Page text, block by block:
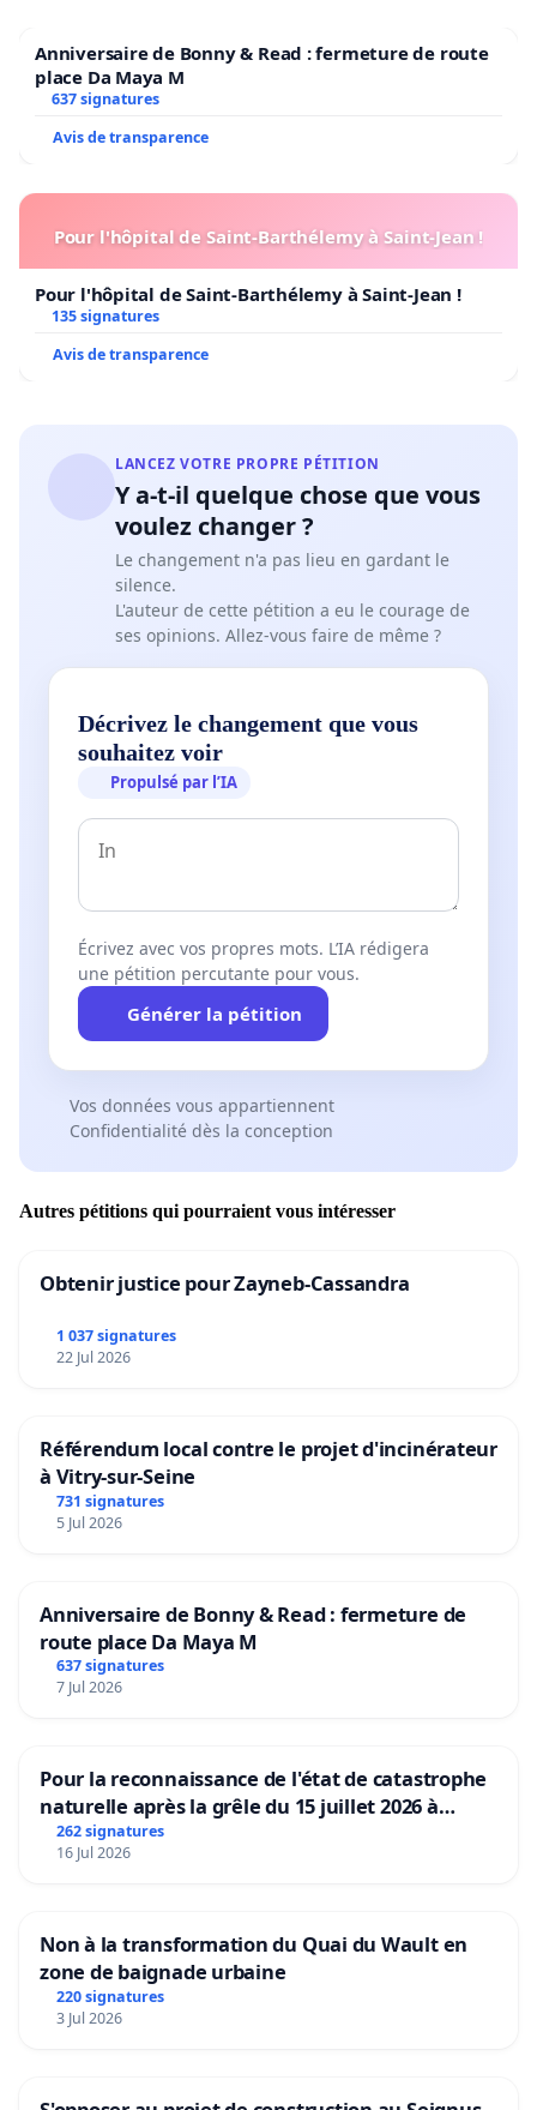
Anniversaire de Bonny & Read : fermeture de route
place Da Maya M
637 signatures
Avis de transparence
Pour l'hôpital de Saint-Barthélemy à Saint-Jean !
Pour l'hôpital de Saint-Barthélemy à Saint-Jean !
135 signatures
Avis de transparence
LANCEZ VOTRE PROPRE PÉTITION
Y a-t-il quelque chose que vous
voulez changer ?
Le changement n'a pas lieu en gardant le
silence.
L'auteur de cette pétition a eu le courage de
ses opinions. Allez-vous faire de même ?
Décrivez le changement que vous
souhaitez voir
Propulsé par l’IA
Écrivez avec vos propres mots. L’IA rédigera
une pétition percutante pour vous.
Générer la pétition
Vos données vous appartiennent
Confidentialité dès la conception
Autres pétitions qui pourraient vous intéresser
Obtenir justice pour Zayneb-Cassandra
1 037 signatures
22 Jul 2026
Référendum local contre le projet d'incinérateur
à Vitry-sur-Seine
731 signatures
5 Jul 2026
Anniversaire de Bonny & Read : fermeture de
route place Da Maya M
637 signatures
7 Jul 2026
Pour la reconnaissance de l'état de catastrophe
naturelle après la grêle du 15 juillet 2026 à
Aubenas et ses alentours
262 signatures
16 Jul 2026
Non à la transformation du Quai du Wault en
zone de baignade urbaine
220 signatures
3 Jul 2026